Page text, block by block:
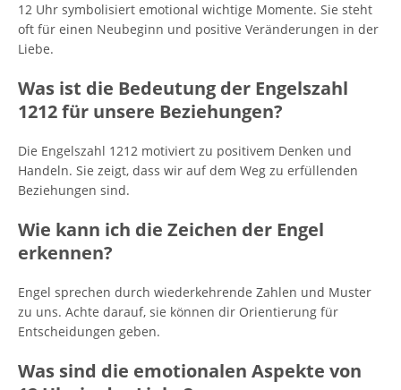
12 Uhr symbolisiert emotional wichtige Momente. Sie steht
oft für einen Neubeginn und positive Veränderungen in der
Liebe.
Was ist die Bedeutung der Engelszahl
1212 für unsere Beziehungen?
Die Engelszahl 1212 motiviert zu positivem Denken und
Handeln. Sie zeigt, dass wir auf dem Weg zu erfüllenden
Beziehungen sind.
Wie kann ich die Zeichen der Engel
erkennen?
Engel sprechen durch wiederkehrende Zahlen und Muster
zu uns. Achte darauf, sie können dir Orientierung für
Entscheidungen geben.
Was sind die emotionalen Aspekte von